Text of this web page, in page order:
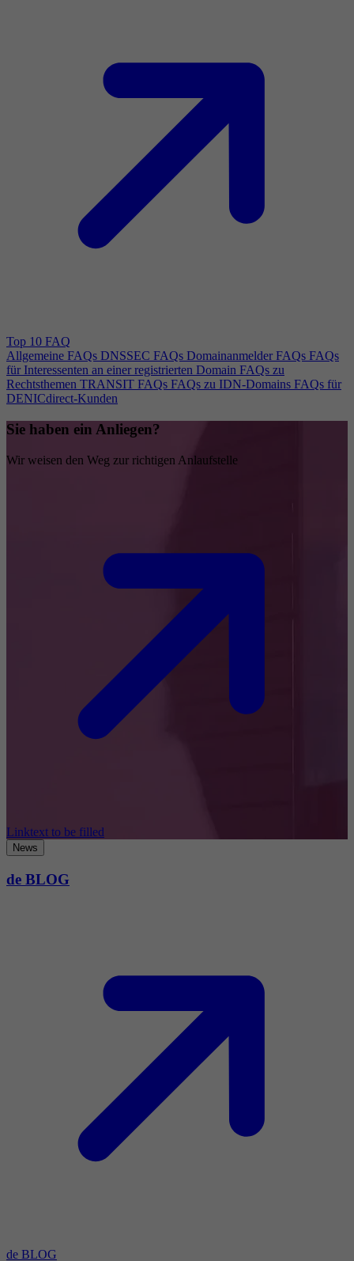
Top 10 FAQ
Allgemeine FAQs DNSSEC FAQs Domainanmelder FAQs FAQs
für Interessenten an einer registrierten Domain FAQs zu
Rechtsthemen TRANSIT FAQs FAQs zu IDN-Domains FAQs für
DENICdirect-Kunden
Sie haben ein Anliegen?
Wir weisen den Weg zur richtigen Anlaufstelle
Linktext to be filled
News
de BLOG
de BLOG